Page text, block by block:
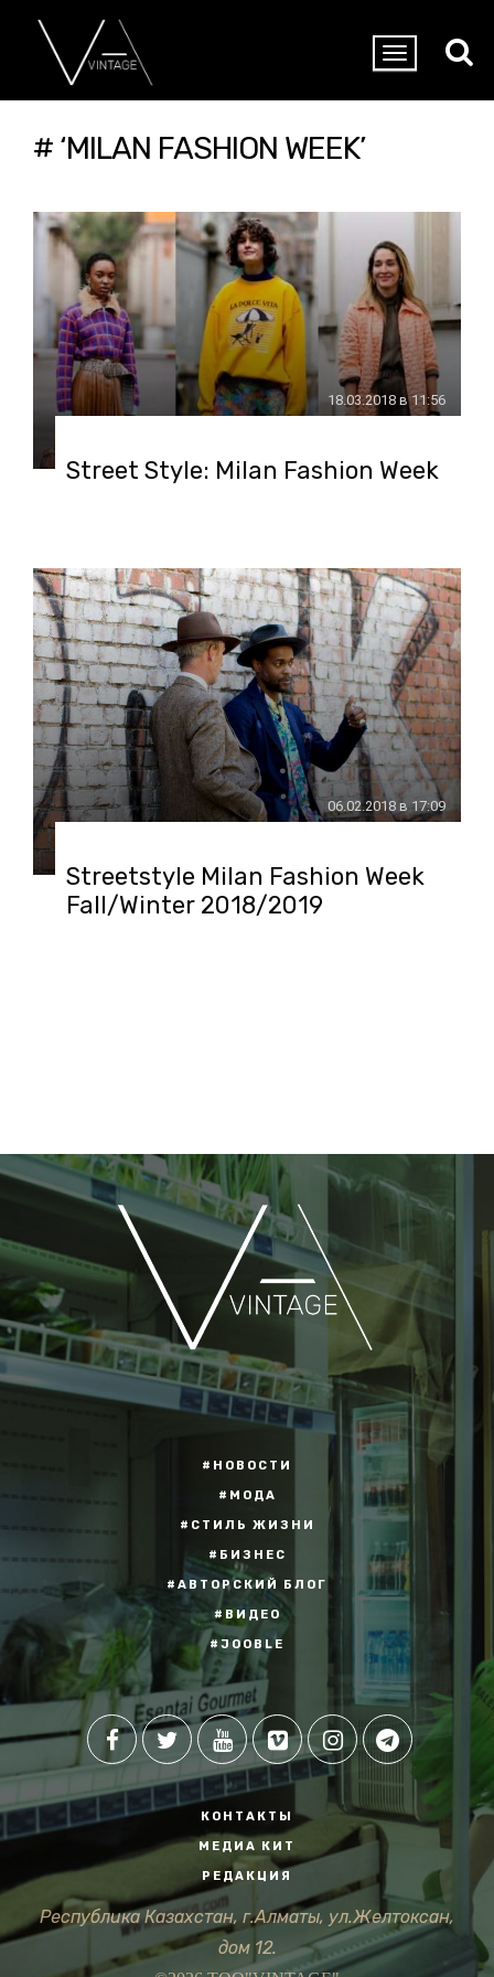
# ‘MILAN FASHION WEEK’
18.03.2018 в 11:56
Street Style: Milan Fashion Week
06.02.2018 в 17:09
Streetstyle Milan Fashion Week
Fall/Winter 2018/2019
#НОВОСТИ
#МОДА
#СТИЛЬ ЖИЗНИ
#БИЗНЕС
#АВТОРСКИЙ БЛОГ
#ВИДЕО
#JOOBLE
КОНТАКТЫ
МЕДИА КИТ
РЕДАКЦИЯ
Республика Казахстан, г.Алматы, ул.Желтоксан,
дом 12.